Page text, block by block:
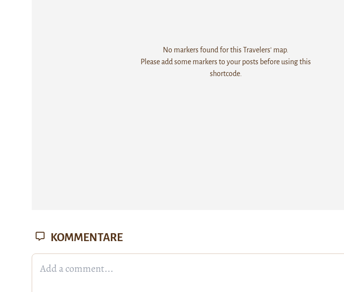
No markers found for this Travelers' map.
Please add some markers to your posts before using this
shortcode.
KOMMENTARE